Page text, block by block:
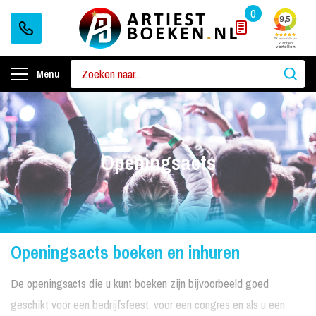
0
Menu
Openingsacts
Openingsacts boeken en inhuren
De openingsacts die u kunt boeken zijn bijvoorbeeld goed
geschikt voor een bedrijfsfeest, voor een congres en als u een